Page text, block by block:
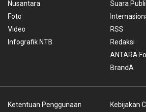
Nusantara
Foto
Video
Infografik NTB
Suara
RSS
Redaksi
ANTARA
BrandA
Ketentuan Penggunaan Kebijakan